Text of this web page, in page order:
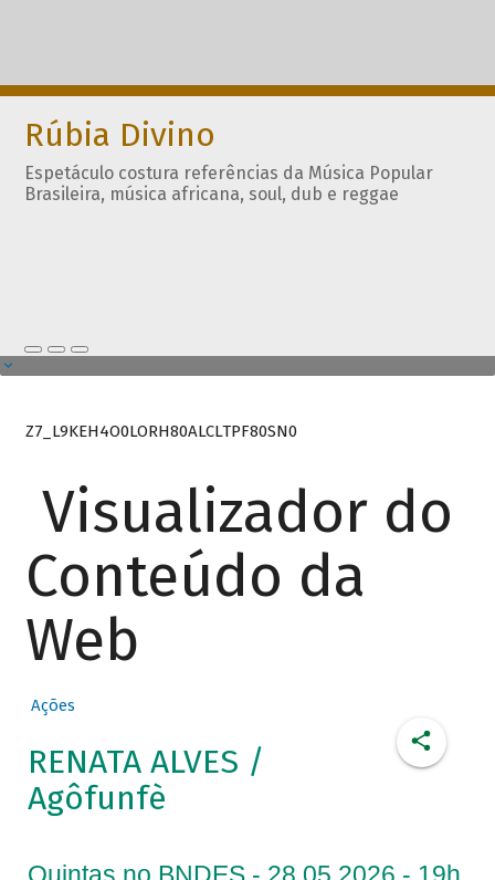
Rúbia Divino
Espetáculo costura referências da Música Popular
Brasileira, música africana, soul, dub e reggae
Z7_L9KEH4O0LORH80ALCLTPF80SN0
Visualizador do
Conteúdo da
Web
Ações
RENATA ALVES /
Agôfunfè